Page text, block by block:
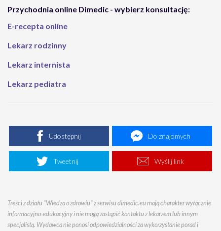
Przychodnia online Dimedic - wybierz konsultację:
E-recepta online
Lekarz rodzinny
Lekarz internista
Lekarz pediatra
Udostępnij Do znajomych
Tweetnij Wyślij link
Treści z działu "Wiedza o zdrowiu" z serwisu dimedic.eu mają charakter wyłącznie
informacyjno-edukacyjny i nie mogą zastąpić kontaktu z lekarzem lub innym
specjalistą. Wydawca nie ponosi odpowiedzialności za wykorzystanie porad i